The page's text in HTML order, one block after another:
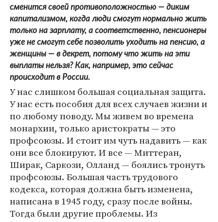
сменится своей противоположностью — диким
капитализмом, когда люди смогут нормально жить
только на зарплату, а соответственно, пенсионеры
уже не смогут себе позволить уходить на пенсию, а
женщины — в декрет, потому что жить на эти
выплаты нельзя? Как, например, это сейчас
происходит в России.
У нас слишком большая социальная защита.
У нас есть пособия для всех случаев жизни и
по любому поводу. Мы живем во времена
монархии, только аристократы — это
профсоюзы. И стоит им чуть надавить — как
они все блокируют. И все — Миттеран,
Ширак, Саркози, Олланд — боялись тронуть
профсоюзы. Большая часть трудового
кодекса, которая должна быть изменена,
написана в 1945 году, сразу после войны.
Тогда были другие проблемы. Из